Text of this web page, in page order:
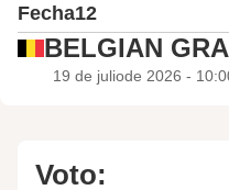
Fecha12
BELGIAN
19 de juliode 2026 -
Voto: